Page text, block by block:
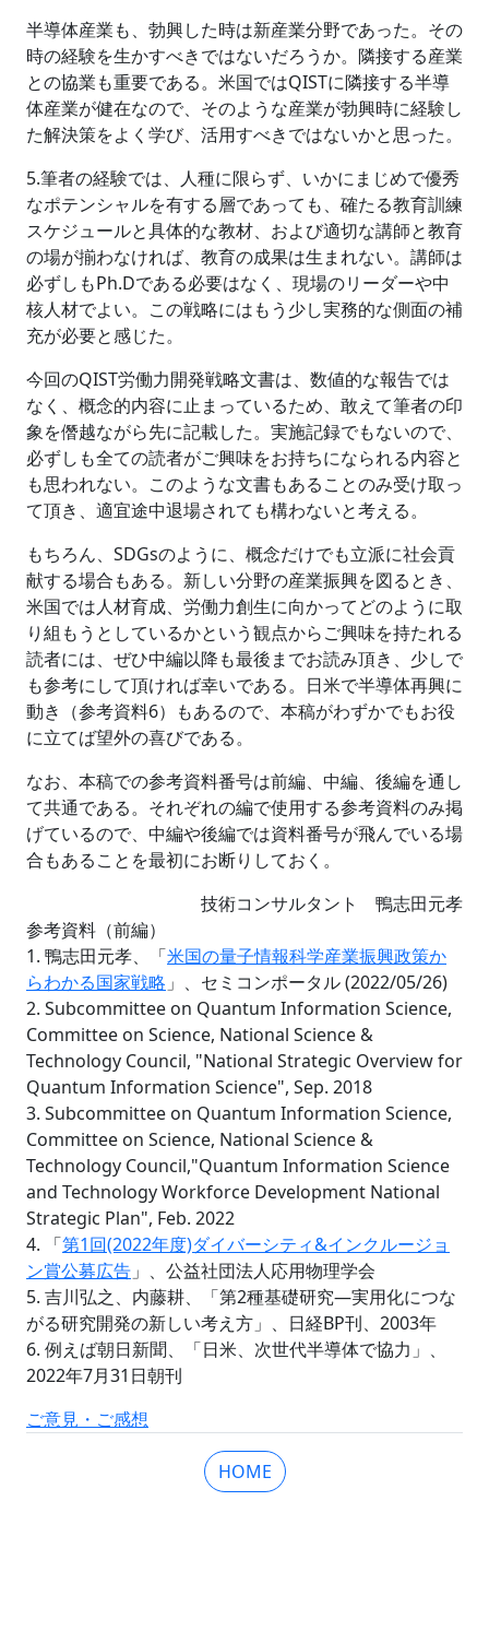
半導体産業も、勃興した時は新産業分野であった。その
時の経験を生かすべきではないだろうか。隣接する産業
との協業も重要である。米国ではQISTに隣接する半導
体産業が健在なので、そのような産業が勃興時に経験し
た解決策をよく学び、活用すべきではないかと思った。
5.筆者の経験では、人種に限らず、いかにまじめで優秀
なポテンシャルを有する層であっても、確たる教育訓練
スケジュールと具体的な教材、および適切な講師と教育
の場が揃わなければ、教育の成果は生まれない。講師は
必ずしもPh.Dである必要はなく、現場のリーダーや中
核人材でよい。この戦略にはもう少し実務的な側面の補
充が必要と感じた。
今回のQIST労働力開発戦略文書は、数値的な報告では
なく、概念的内容に止まっているため、敢えて筆者の印
象を僭越ながら先に記載した。実施記録でもないので、
必ずしも全ての読者がご興味をお持ちになられる内容と
も思われない。このような文書もあることのみ受け取っ
て頂き、適宜途中退場されても構わないと考える。
もちろん、SDGsのように、概念だけでも立派に社会貢
献する場合もある。新しい分野の産業振興を図るとき、
米国では人材育成、労働力創生に向かってどのように取
り組もうとしているかという観点からご興味を持たれる
読者には、ぜひ中編以降も最後までお読み頂き、少しで
も参考にして頂ければ幸いである。日米で半導体再興に
動き（参考資料6）もあるので、本稿がわずかでもお役
に立てば望外の喜びである。
なお、本稿での参考資料番号は前編、中編、後編を通し
て共通である。それぞれの編で使用する参考資料のみ掲
げているので、中編や後編では資料番号が飛んでいる場
合もあることを最初にお断りしておく。
技術コンサルタント 鴨志田元孝
参考資料（前編）
1. 鴨志田元孝、「米国の量子情報科学産業振興政策か
らわかる国家戦略」、セミコンポータル (2022/05/26)
2. Subcommittee on Quantum Information Science,
Committee on Science, National Science &
Technology Council, "National Strategic Overview for
Quantum Information Science", Sep. 2018
3. Subcommittee on Quantum Information Science,
Committee on Science, National Science &
Technology Council,"Quantum Information Science
and Technology Workforce Development National
Strategic Plan", Feb. 2022
4. 「第1回(2022年度)ダイバーシティ&インクルージョ
ン賞公募広告」、公益社団法人応用物理学会
5. 吉川弘之、内藤耕、「第2種基礎研究―実用化につな
がる研究開発の新しい考え方」、日経BP刊、2003年
6. 例えば朝日新聞、「日米、次世代半導体で協力」、
2022年7月31日朝刊
ご意見・ご感想
HOME